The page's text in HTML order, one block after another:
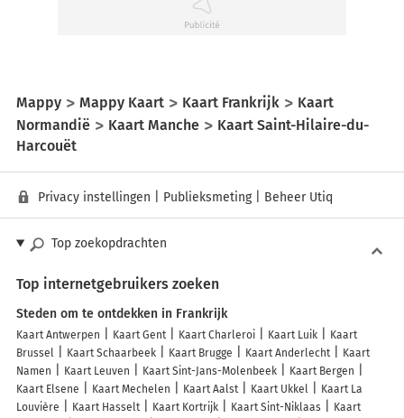
Mappy Mappy Kaart Kaart Frankrijk
Kaart
Normandië
Kaart Manche
Kaart Saint-Hilaire-du-
Harcouët
Privacy instellingen Publieksmeting| Beheer Utiq
Top zoekopdrachten
Top internetgebruikers zoeken
Steden om te ontdekken in Frankrijk
Kaart Antwerpen Kaart Gent Kaart Charleroi Kaart Luik
Kaart
Brussel
Kaart Schaarbeek Kaart Brugge Kaart Anderlecht
Kaart
Namen
Kaart Leuven Kaart Sint-Jans-Molenbeek
Kaart Bergen
Kaart Elsene
Kaart Mechelen Kaart Aalst Kaart Ukkel
Kaart La
Louvière
Kaart Hasselt Kaart Kortrijk Kaart Sint-Niklaas
Kaart